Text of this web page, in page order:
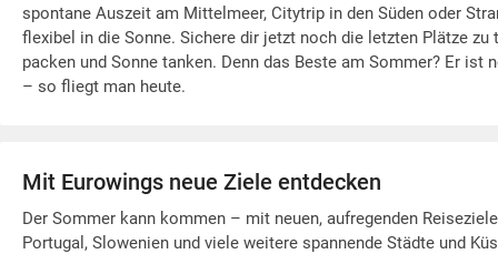
spontane Auszeit am Mittelmeer, Citytrip in den Süden oder
flexibel in die Sonne. Sichere dir jetzt noch die letzten Plätze
packen und Sonne tanken. Denn das Beste am Sommer? Er
– so fliegt man heute.
Mit Eurowings neue Ziele entdecken
Der Sommer kann kommen – mit neuen, aufregenden
Portugal, Slowenien und viele weitere spannende Städte und